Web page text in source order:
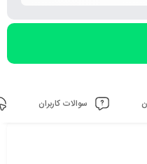
سوالات کاربران